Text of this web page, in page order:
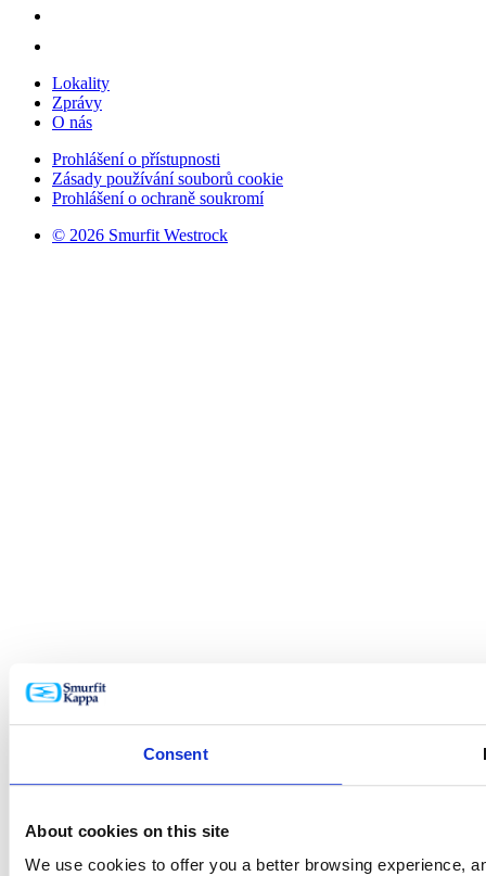
Consent
About cookies on this site
We use cookies to offer you a better browsing experience,
Lokality
Zprávy
O nás
Prohlášení o přístupnosti
Zásady používání souborů cookie
Prohlášení o ochraně soukromí
© 2026 Smurfit Westrock